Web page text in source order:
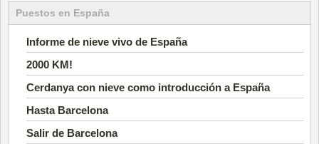
Puestos en España
Informe de nieve vivo de España
2000 KM!
Cerdanya con nieve como introducción a España
Hasta Barcelona
Salir de Barcelona